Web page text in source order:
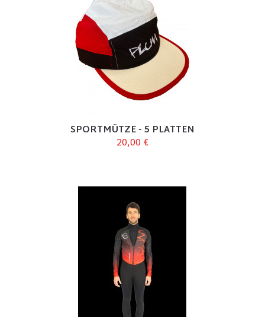
SPORTMÜTZE - 5 PLATTEN
20,00 €